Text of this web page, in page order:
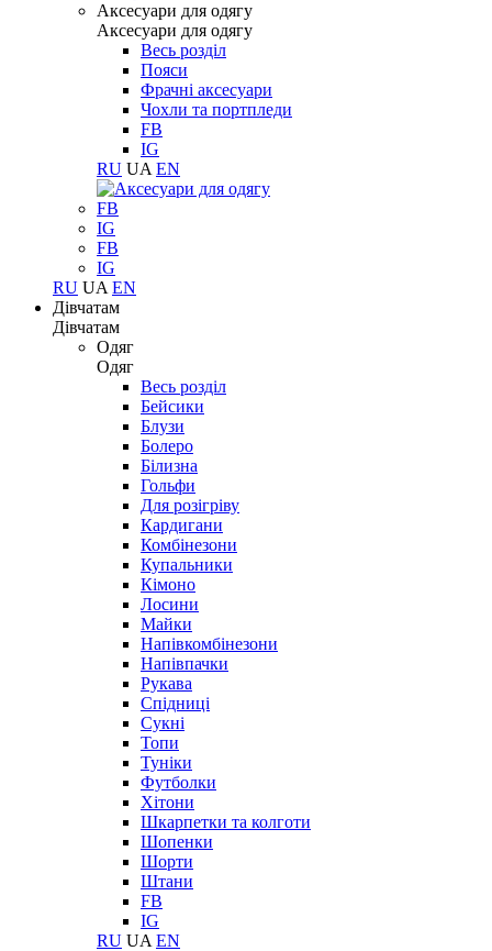
Aксесуари для одягу
Aксесуари для одягу
Весь розділ
Пояси
Фрачні аксесуари
Чохли та портпледи
FB
IG
RU UA EN
FB
IG
FB
IG
RU UA EN
Дівчатам
Дівчатам
Одяг
Одяг
Весь розділ
Бейсики
Блузи
Болеро
Білизна
Гольфи
Для розігріву
Кардигани
Комбінезони
Купальники
Кімоно
Лосини
Майки
Напівкомбінезони
Напівпачки
Рукава
Спідниці
Сукні
Топи
Туніки
Футболки
Хітони
Шкарпетки та колготи
Шопенки
Шорти
Штани
FB
IG
RU UA EN